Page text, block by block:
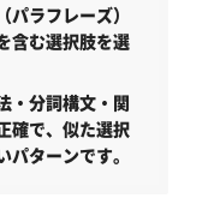
ラフレーズ）
含む選択肢を選
・分詞構文・関
確で、似た選択
ターンです。